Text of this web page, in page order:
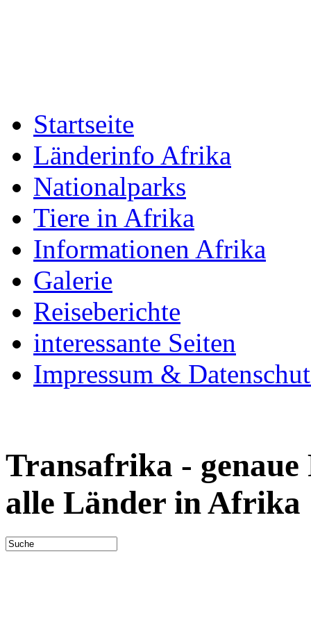
Startseite
Länderinfo Afrika
Nationalparks
Tiere in Afrika
Informationen Afrika
Galerie
Reiseberichte
interessante Seiten
Impressum &
Transafrika -
alle Länder in Afrika